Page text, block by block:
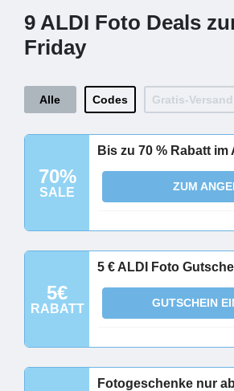
9 ALDI Foto Deals
Friday
Alle Codes Gratis-Versand
70%
SALE
Bis zu 70 % Rabatt im
ZUM
5€
RABATT
5 € ALDI Foto
GUTSCHEIN
Fotogeschenke nur